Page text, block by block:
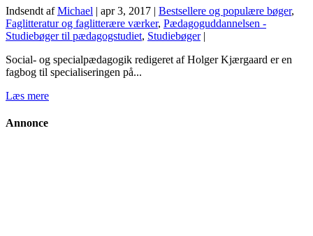
Indsendt afMichael | apr 3, 2017 | Bestsellere og populære bøger,
Faglitteratur og faglitterære værker, Pædagoguddannelsen -
Studiebøger til pædagogstudiet, Studiebøger|
Social- og specialpædagogik redigeret af Holger Kjærgaard er en
fagbog til specialiseringen på...
Læs mere
Annonce